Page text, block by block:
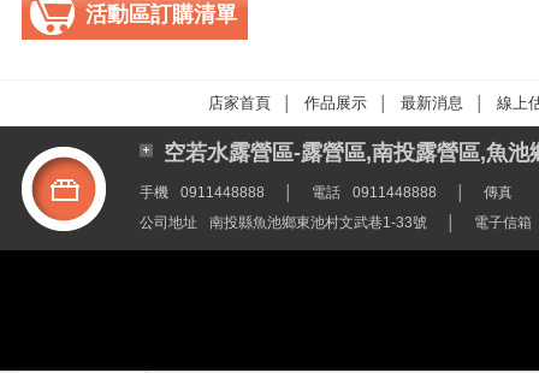
活動區訂購清單
店家首頁 作品展示 最新消息 線上
空若水露營區-露營區,南投露營區,魚池
手機 0911448888 電話 0911448888
傳真
公司地址
南投縣魚池鄉東池村文武巷1-33號 電子信箱